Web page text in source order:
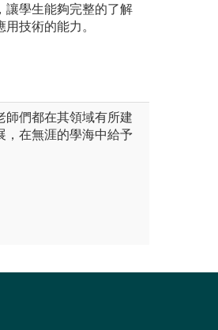
讓學生能夠完整的了解
技術的能力。
師們都在其領域有所建
，在無涯的學海中給予